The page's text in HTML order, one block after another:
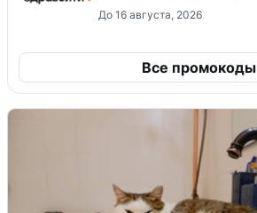
До 16 августа, 2026
Все промокоды